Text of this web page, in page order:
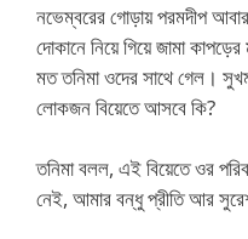
নভেম্বরের গোড়ায় পরমদীপ
দোকানে নিয়ে গিয়ে জামা
মত তনিমা ওদের সাথে গেল।
লোকজন বিয়েতে আসবে কি?
তনিমা বলল, এই বিয়েতে ওর
নেই, আমার বন্ধু প্রীতি আর